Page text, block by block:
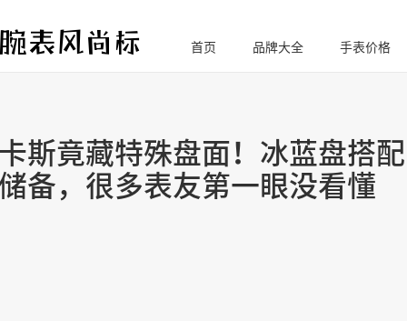
腕
首页 品牌大全 手表价格
斯竟藏特殊盘面！冰蓝盘搭配
备，很多表友第一眼没看懂